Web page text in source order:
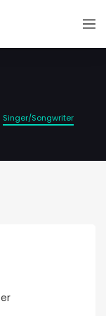
Singer/Songwriter